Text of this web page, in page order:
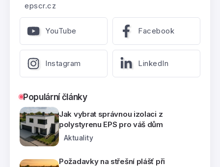
epscr.cz
YouTube Facebook
Instagram LinkedIn
Populární články
Jak vybrat správnou izolaci z
polystyrenu EPS pro váš dům
Aktuality
Požadavky na střešní plášť při